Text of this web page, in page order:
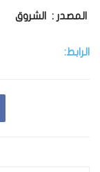
المصدر : الشروق
الرابط: